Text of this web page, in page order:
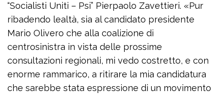
“Socialisti Uniti – Psi” Pierpaolo Zavettieri. «Pur
ribadendo lealtà, sia al candidato presidente
Mario Olivero che alla coalizione di
centrosinistra in vista delle prossime
consultazioni regionali, mi vedo costretto, e con
enorme rammarico, a ritirare la mia candidatura
che sarebbe stata espressione di un movimento